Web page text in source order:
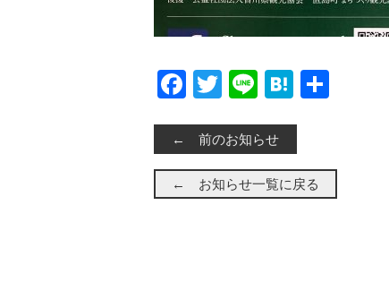
Facebook
Twitter Line Hatena
← 前のお知らせ
← お知らせ一覧に戻る